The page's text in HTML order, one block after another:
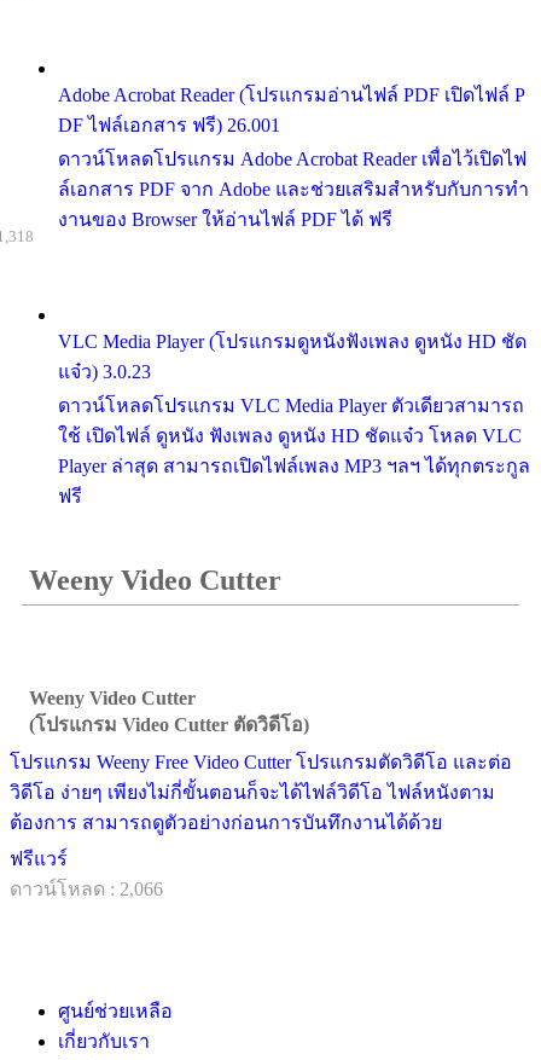
Adobe Acrobat Reader (โปรแกรมอ่านไฟล์ PDF เปิดไฟล์ P
DF ไฟล์เอกสาร ฟรี) 26.001
ดาวน์โหลดโปรแกรม Adobe Acrobat Reader เพื่อไว้เปิดไฟ
ล์เอกสาร PDF จาก Adobe และช่วยเสริมสำหรับกับการทำ
งานของ Browser ให้อ่านไฟล์ PDF ได้ ฟรี
VLC Media Player (โปรแกรมดูหนังฟังเพลง ดูหนัง HD ชัด
แจ๋ว) 3.0.23
ดาวน์โหลดโปรแกรม VLC Media Player ตัวเดียวสามารถ
ใช้ เปิดไฟล์ ดูหนัง ฟังเพลง ดูหนัง HD ชัดแจ๋ว โหลด VLC
Player ล่าสุด สามารถเปิดไฟล์เพลง MP3 ฯลฯ ได้ทุกตระกูล
ฟรี
Weeny Video Cutter
Weeny Video Cutter
(โปรแกรม Video Cutter ตัดวิดีโอ)
โปรแกรม Weeny Free Video Cutter โปรแกรมตัดวิดีโอ และต่อ
วิดีโอ ง่ายๆ เพียงไม่กี่ขั้นตอนก็จะได้ไฟล์วิดีโอ ไฟล์หนังตาม
ต้องการ สามารถดูตัวอย่างก่อนการบันทึกงานได้ด้วย
ฟรีแวร์
ดาวน์โหลด : 2,066
ศูนย์ช่วยเหลือ
เกี่ยวกับเรา